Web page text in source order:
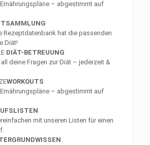
– abgestimmt auf
Rezeptdatenbank hat die passenden
Diät!
DIÄT-BETREUUNG
deine Fragen zur Diät – jederzeit &
WORKOUTS
– abgestimmt auf
mit unseren Listen für einen